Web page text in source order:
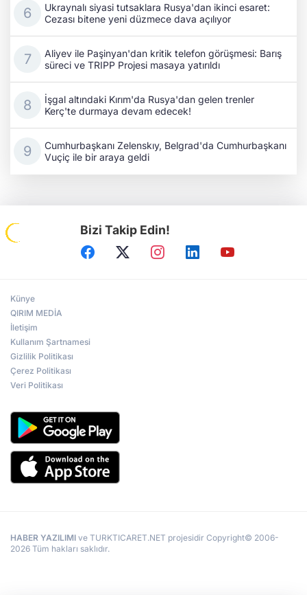
Ukraynalı siyasi tutsaklara Rusya'dan ikinci esaret:
Cezası bitene yeni düzmece dava açılıyor
Aliyev ile Paşinyan'dan kritik telefon görüşmesi: Barış
süreci ve TRIPP Projesi masaya yatırıldı
İşgal altındaki Kırım'da Rusya'dan gelen trenler
Kerç'te durmaya devam edecek!
Cumhurbaşkanı Zelenskıy, Belgrad'da Cumhurbaşkanı
Vuçiç ile bir araya geldi
Bizi Takip Edin!
Künye
QIRIM MEDİA
İletişim
Kullanım Şartnamesi
Gizlilik Politikası
Çerez Politikası
Veri Politikası
HABER YAZILIMI ve TURKTICARET.NET projesidir Copyright© 2006-
2026 Tüm hakları saklıdır.